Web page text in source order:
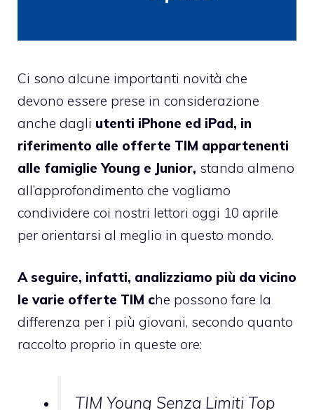
Ci sono alcune importanti novità che
devono essere prese in considerazione
anche dagli utenti iPhone ed iPad, in
riferimento alle offerte TIM appartenenti
alle famiglie Young e Junior, stando almeno
all’approfondimento che vogliamo
condividere coi nostri lettori oggi 10 aprile
per orientarsi al meglio in questo mondo.
A seguire, infatti, analizziamo più da vicino
le varie offerte TIM che possono fare la
differenza per i più giovani, secondo quanto
raccolto proprio in queste ore:
TIM Young Senza Limiti Top